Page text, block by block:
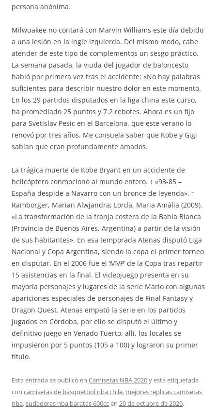
persona anónima.
Milwuakee no contará con Marvin Williams este día debido
a una lesión en la ingle izquierda. Del mismo modo, cabe
atender de este tipo de complementos un sesgo práctico.
La semana pasada, la viuda del jugador de baloncesto
habló por primera vez tras el accidente: «No hay palabras
suficientes para describir nuestro dolor en este momento.
En los 29 partidos disputados en la liga china este curso,
ha promediado 25 puntos y 7.2 rebotes. Ahora es un fijo
para Svetislav Pesic en el Barcelona, que este verano lo
renovó por tres años. Me consuela saber que Kobe y Gigi
sabían que eran profundamente amados.
La trágica muerte de Kobe Bryant en un accidente de
helicóptero conmocionó al mundo entero. ↑ «93-85 –
España despide a Navarro con un bronce de leyenda». ↑
Ramborger, Marian Alwjandra; Lorda, Maria Amália (2009).
«La transformación de la franja costera de la Bahía Blanca
(Provincia de Buenos Aires, Argentina) a partir de la visión
de sus habitantes». En esa temporada Atenas disputó Liga
Nacional y Copa Argentina, siendo la copa el primer torneo
en disputar. En el 2006 fue el ‘MVP’ de la Copa tras repartir
15 asistencias en la final. El videojuego presenta en su
mayoría personajes y lugares de la serie Mario con algunas
apariciones especiales de personajes de Final Fantasy y
Dragon Quest. Atenas empató la serie en los partidos
jugados en Córdoba, por ello se disputó el último y
definitivo juego en Venado Tuerto, allí, los locales se
impusieron por 5 puntos (105 a 100) y lograron su primer
título.
Esta entrada se publicó en Camisetas NBA 2020y está etiquetada
con camisetas de basquetbol nba chile, mejores replicas camisetas
nba,sudaderas nba baratas 600ccen 20 de octubre de 2020.